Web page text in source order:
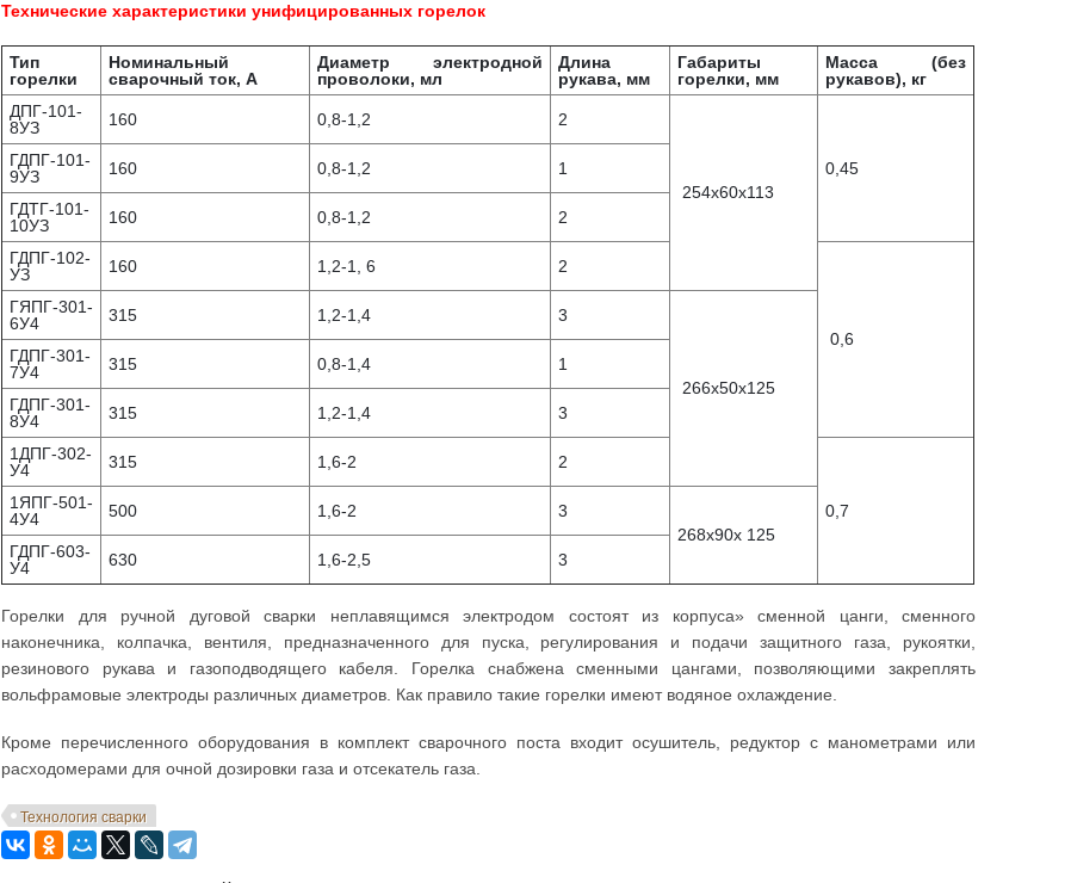
Технические характеристики унифицированных горелок
Тип
горелки
Номинальный
сварочный ток, А
Диаметр электродной
проволоки, мл
Длина
рукава, мм
Габариты
горелки, мм
Масса (без
рукавов), кг
ДПГ-101-
8УЗ
160 0,8-1,2 2
254x60x113
0,45
ГДПГ-101-
9УЗ
160 0,8-1,2 1
ГДТГ-101-
10УЗ
160 0,8-1,2 2
ГДПГ-102-
УЗ
160 1,2-1, 6 2
0,6
ГЯПГ-301-
6У4
315 1,2-1,4 3
266x50x125
ГДПГ-301-
7У4
315 0,8-1,4 1
ГДПГ-301-
8У4
315 1,2-1,4 3
1ДПГ-302-
У4
315 1,6-2 2
0,7
1ЯПГ-501-
4У4
500 1,6-2
3
268х90х 125
ГДПГ-603-
У4
630 1,6-2,5 3
Горелки для ручной дуговой сварки неплавящимся электродом состоят из корпуса» сменной цанги, сменного
наконечника, колпачка, вентиля, предназначенного для пуска, регулирования и подачи защитного газа, рукоятки,
резинового рукава и газоподводящего кабеля. Горелка снабжена сменными цангами, позволяющими закреплять
вольфрамовые электроды различных диаметров. Как правило такие горелки имеют водяное охлаждение.
Кроме перечисленного оборудования в комплект сварочного поста входит осушитель, редуктор с манометрами или
расходомерами для очной дозировки газа и отсекатель газа.
Технология сварки